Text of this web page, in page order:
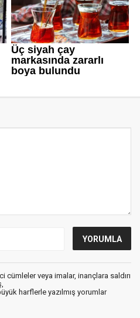
cümleler veya imalar, inançlara saldırı
harflerle yazılmış yorumlar